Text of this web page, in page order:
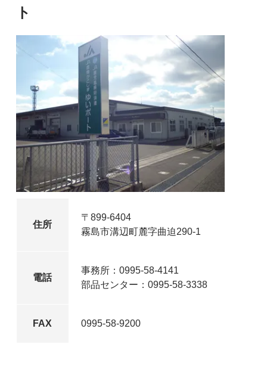
ト
住所
〒899-6404
霧島市溝辺町麓字曲迫290-1
電話
事務所：0995-58-4141
部品センター：0995-58-3338
FAX 0995-58-9200